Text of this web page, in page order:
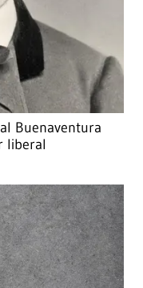
Buenaventura
liberal